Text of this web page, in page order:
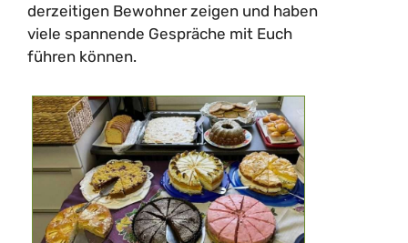
derzeitigen Bewohner zeigen und haben
viele spannende Gespräche mit Euch
führen können.